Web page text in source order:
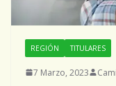
REGIÓN TITULARES
7 Marzo, 2023